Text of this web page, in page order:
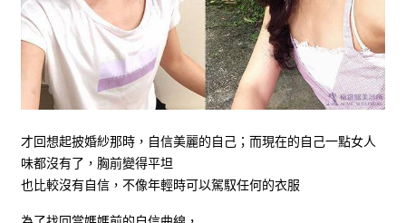
才回想起披婚紗那時，自信美麗的自己；而現在的自己一點女人
味都沒有了，胸前變得平坦
也比較沒有自信，不像年輕時可以駕馭任何的衣服